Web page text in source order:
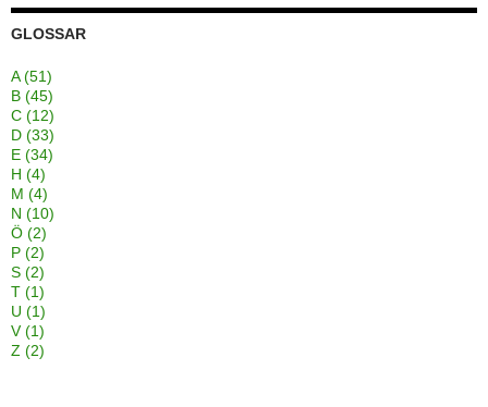
GLOSSAR
A(51)
B (45)
C (12)
D (33)
E (34)
H (4)
M (4)
N (10)
Ö (2)
P (2)
S (2)
T (1)
U (1)
V(1)
Z (2)